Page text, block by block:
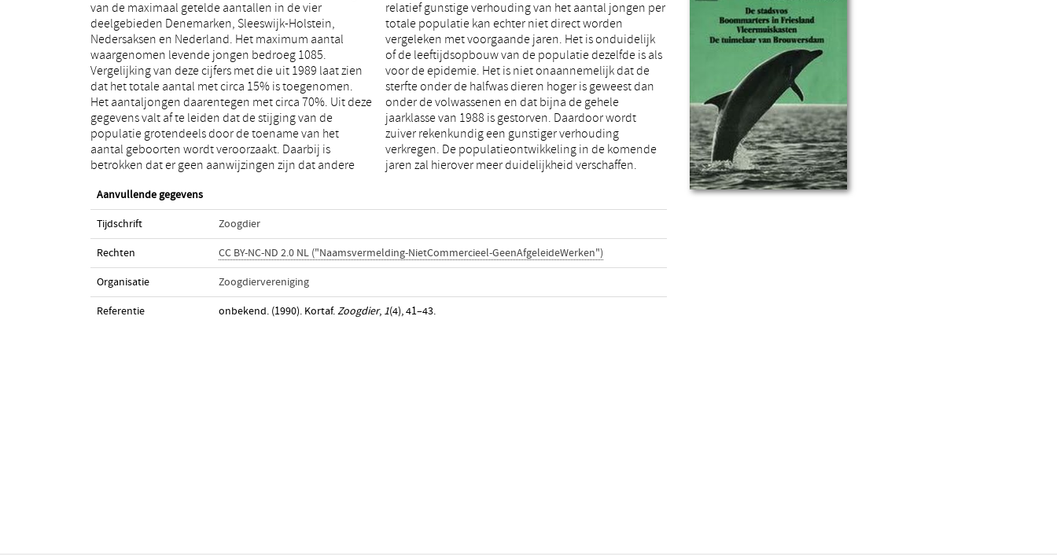
van de maximaal getelde aantallen in de vier
deelgebieden Denemarken, Sleeswijk-Holstein,
Nedersaksen en Nederland. Het maximum aantal
waargenomen levende jongen bedroeg 1085.
Vergelijking van deze cijfers met die uit 1989 laat zien
dat het totale aantal met circa 15% is toegenomen.
Het aantaljongen daarentegen met circa 70%. Uit deze
gegevens valt af te leiden dat de stijging van de
populatie grotendeels door de toename van het
aantal geboorten wordt veroorzaakt. Daarbij is
betrokken dat er geen aanwijzingen zijn dat andere
relatief gunstige verhouding van het aantal jongen per
totale populatie kan echter niet direct worden
vergeleken met voorgaande jaren. Het is onduidelijk
of de leeftijdsopbouw van de populatie dezelfde is als
voor de epidemie. Het is niet onaannemelijk dat de
sterfte onder de halfwas dieren hoger is geweest dan
onder de volwassenen en dat bijna de gehele
jaarklasse van 1988 is gestorven. Daardoor wordt
zuiver rekenkundig een gunstiger verhouding
verkregen. De populatieontwikkeling in de komende
jaren zal hierover meer duidelijkheid verschaffen.
Aanvullende gegevens
Tijdschrift Zoogdier
Rechten CC BY-NC-ND 2.0 NL ("Naamsvermelding-NietCommercieel-GeenAfgeleideWerken")
Organisatie Zoogdiervereniging
Referentie onbekend. (1990). Kortaf.Zoogdier, 1(4), 41–43.